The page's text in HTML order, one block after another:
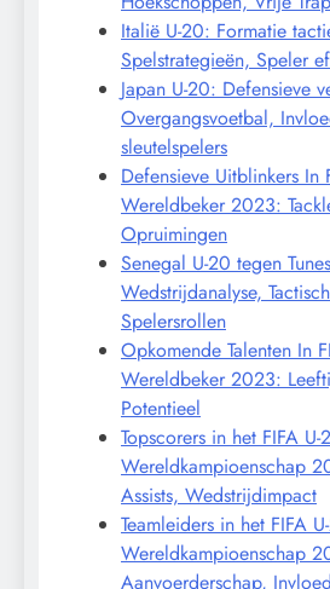
Italië U-20: Formatie
Spelstrategieën, Speler
Japan U-20: Defensieve
Overgangsvoetbal,
sleutelspelers
Defensieve Uitblinkers In
Wereldbeker 2023:
Opruimingen
Senegal U-20 tegen
Wedstrijdanalyse,
Spelersrollen
Opkomende Talenten In
Wereldbeker 2023:
Potentieel
Topscorers in het FIFA U-
Wereldkampioenschap
Assists, Wedstrijdimpact
Teamleiders in het FIFA
Wereldkampioenschap
Aanvoerderschap,